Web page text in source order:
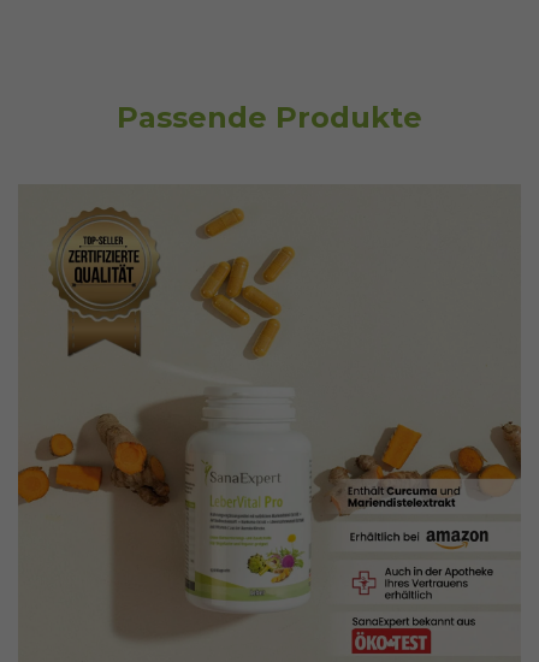
Passende Produkte